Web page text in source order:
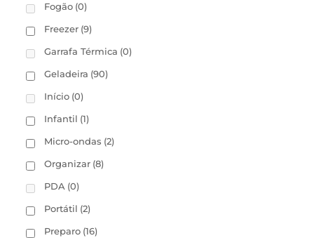
Fogão (0)
Freezer (9)
Garrafa Térmica (0)
Geladeira (90)
Início (0)
Infantil (1)
Micro-ondas (2)
Organizar (8)
PDA (0)
Portátil (2)
Preparo (16)